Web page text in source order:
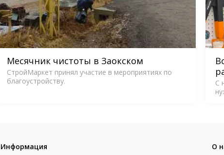
Месячник чистоты в Заокском
СтройМаркет принял участие в мероприятиях по
благоустройству.
С
Информация
О